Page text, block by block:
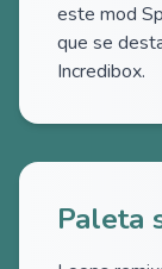
este mod
que se
Incredibox.
Paleta